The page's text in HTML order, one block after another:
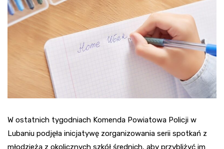
W ostatnich tygodniach Komenda Powiatowa Policji w
Lubaniu podjęła inicjatywę zorganizowania serii spotkań z
młodzieżą z okolicznych szkół średnich, aby przybliżyć im